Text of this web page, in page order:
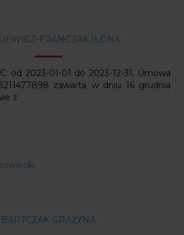
FRANCZAK ILONA
od 2023-01-01 do 2023-12-31, Umowa
zawarta w dniu 16 grudnia
z
BARTCZAK GRAŻYNA